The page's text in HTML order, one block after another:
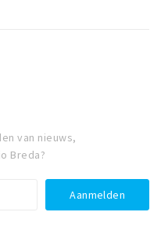
van nieuws,
Breda?